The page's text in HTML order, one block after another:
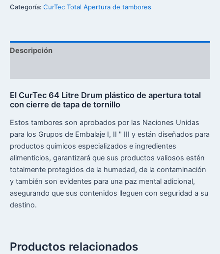
Categoría: CurTec Total Apertura de tambores
Descripción
El CurTec 64 Litre Drum plástico de apertura total
con cierre de tapa de tornillo
Estos tambores son aprobados por las Naciones Unidas
para los Grupos de Embalaje I, II " III y están diseñados para
productos químicos especializados e ingredientes
alimenticios, garantizará que sus productos valiosos estén
totalmente protegidos de la humedad, de la contaminación
y también son evidentes para una paz mental adicional,
asegurando que sus contenidos lleguen con seguridad a su
destino.
Productos relacionados